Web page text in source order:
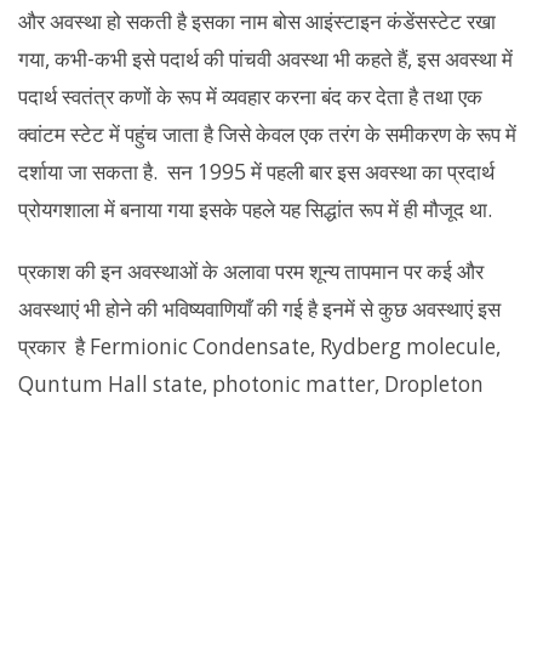
और अवस्था हो सकती है इसका नाम बोस आइंस्टाइन कंडेंसस्टेट रखा
गया, कभी-कभी इसे पदार्थ की पांचवी अवस्था भी कहते हैं, इस अवस्था में
पदार्थ स्वतंत्र कणों के रूप में व्यवहार करना बंद कर देता है तथा एक
क्वांटम स्टेट में पहुंच जाता है जिसे केवल एक तरंग के समीकरण के रूप में
दर्शाया जा सकता है. सन 1995 में पहली बार इस अवस्था का प्रदार्थ
प्रोयगशाला में बनाया गया इसके पहले यह सिद्धांत रूप में ही मौजूद था.
प्रकाश की इन अवस्थाओं के अलावा परम शून्य तापमान पर कई और
अवस्थाएं भी होने की भविष्यवाणियाँ की गई है इनमें से कुछ अवस्थाएं इस
प्रकार है Fermionic Condensate, Rydberg molecule,
Quntum Hall state, photonic matter, Dropleton